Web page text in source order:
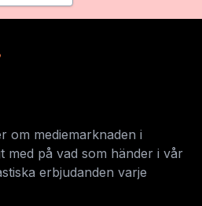
om mediemarknaden i
med på vad som händer i vår
erbjudanden varje